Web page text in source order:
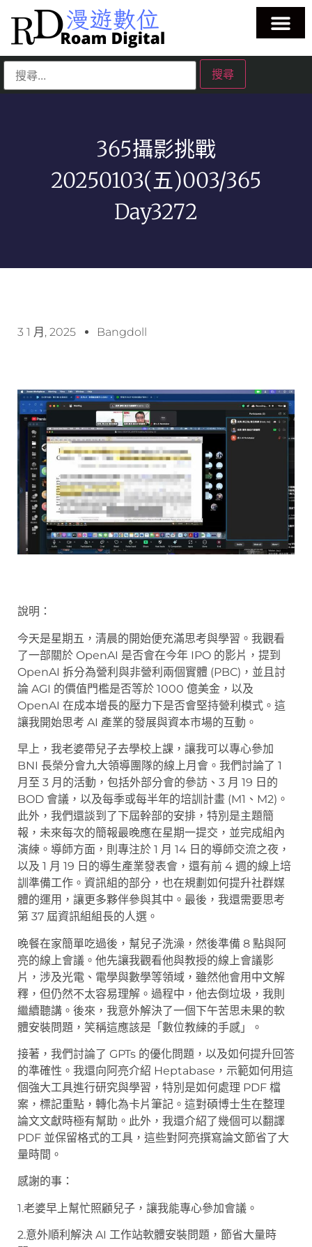
365攝影挑戰
20250103(五)003/365
Day3272
3 1 月, 2025 Bangdoll
說明：
今天是星期五，清晨的開始便充滿思考與學習。我觀看
了一部關於 OpenAI 是否會在今年 IPO 的影片，提到
OpenAI 拆分為營利與非營利兩個實體 (PBC)，並且討
論 AGI 的價值門檻是否等於 1000 億美金，以及
OpenAI 在成本增長的壓力下是否會堅持營利模式。這
讓我開始思考 AI 產業的發展與資本市場的互動。
早上，我老婆帶兒子去學校上課，讓我可以專心參加
BNI 長榮分會九大領導團隊的線上月會。我們討論了 1
月至 3 月的活動，包括外部分會的參訪、3 月 19 日的
BOD 會議，以及每季或每半年的培訓計畫 (M1、M2)。
此外，我們還談到了下屆幹部的安排，特別是主題簡
報，未來每次的簡報最晚應在星期一提交，並完成組內
演練。導師方面，則專注於 1 月 14 日的導師交流之夜，
以及 1 月 19 日的導生產業發表會，還有前 4 週的線上培
訓準備工作。資訊組的部分，也在規劃如何提升社群媒
體的運用，讓更多夥伴參與其中。最後，我還需要思考
第 37 屆資訊組組長的人選。
晚餐在家簡單吃過後，幫兒子洗澡，然後準備 8 點與阿
亮的線上會議。他先讓我觀看他與教授的線上會議影
片，涉及光電、電學與數學等領域，雖然他會用中文解
釋，但仍然不太容易理解。過程中，他去倒垃圾，我則
繼續聽講。後來，我意外解決了一個下午苦思未果的軟
體安裝問題，笑稱這應該是「數位教練的手感」。
接著，我們討論了 GPTs 的優化問題，以及如何提升回答
的準確性。我還向阿亮介紹 Heptabase，示範如何用這
個強大工具進行研究與學習，特別是如何處理 PDF 檔
案，標記重點，轉化為卡片筆記。這對碩博士生在整理
論文文獻時極有幫助。此外，我還介紹了幾個可以翻譯
PDF 並保留格式的工具，這些對阿亮撰寫論文節省了大
量時間。
感謝的事：
1.老婆早上幫忙照顧兒子，讓我能專心參加會議。
2.意外順利解決 AI 工作站軟體安裝問題，節省大量時